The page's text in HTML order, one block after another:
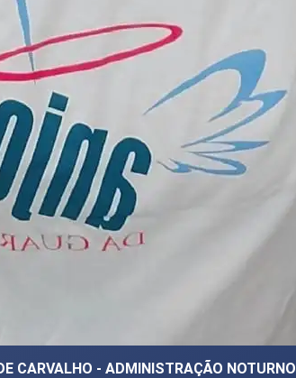
CARVALHO - ADMINISTRAÇÃO NOTURNO